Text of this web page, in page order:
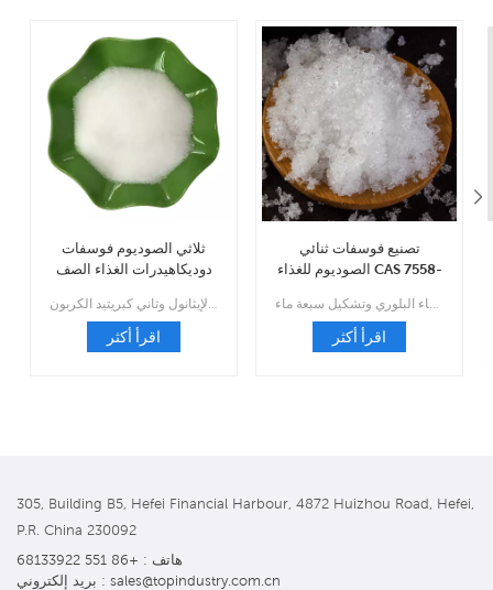
ثلاثي الصوديوم فوسفات
دوديكاهيدرات الغذاء الصف
اقرأ أكثر
تصنيع فوسفات ثنائي
الصوديوم للغذاء CAS 7558-
اقرأ أكثر
305, Building B5, Hefei Financial Harbour, 4872 Huizhou Road, Hefei,
P.R. China 230092
هاتف : +86 551 68133922
بريد إلكتروني : sales@topindustry.com.cn